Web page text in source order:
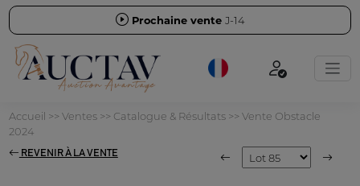
Prochaine vente J-14
Accueil >> Ventes>> Catalogue & Résultats>> Vente Obstacle
2024
REVENIR À LA VENTE